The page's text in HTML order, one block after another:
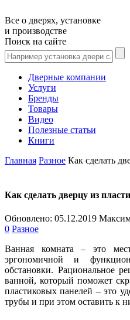
Все о дверях, установке
и производстве
Поиск на сайте
Дверные компании
Услуги
Бренды
Товары
Видео
Полезные статьи
Книги
Главная Разное Как сделать
Как сделать дверцу из
Обновлено: 05.12.2019
0 Разное
Ванная комната – это
эргономичной и
обстановки. Рациональное
ванной, который поможет
пластиковых панелей – это
трубы и при этом оставить к